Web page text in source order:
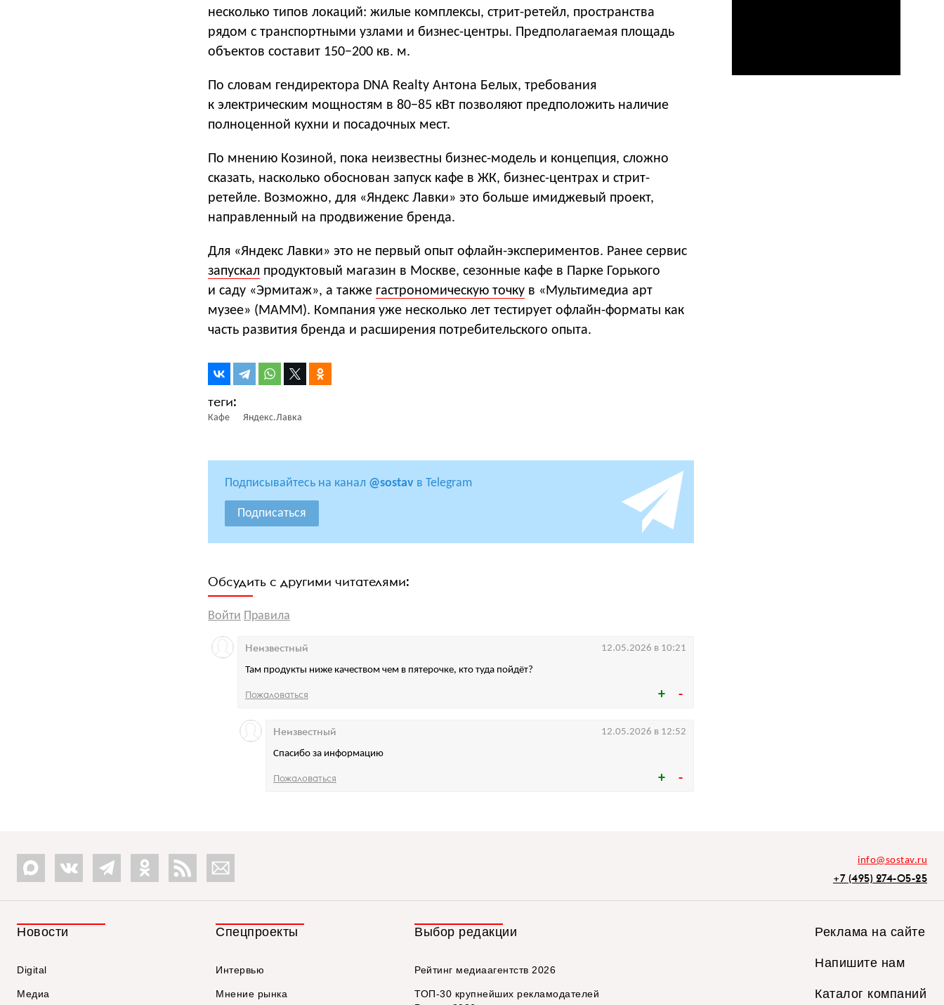
несколько типов локаций: жилые комплексы, стрит-ретейл, пространства
рядом с транспортными узлами и бизнес-центры. Предполагаемая площадь
объектов составит 150−200 кв. м.
По словам гендиректора DNA Realty Антона Белых, требования
к электрическим мощностям в 80−85 кВт позволяют предположить наличие
полноценной кухни и посадочных мест.
По мнению Козиной, пока неизвестны бизнес-модель и концепция, сложно
сказать, насколько обоснован запуск кафе в ЖК, бизнес-центрах и стрит-
ретейле. Возможно, для «Яндекс Лавки» это больше имиджевый проект,
направленный на продвижение бренда.
Для «Яндекс Лавки» это не первый опыт офлайн-экспериментов. Ранее сервис
запускал продуктовый магазин в Москве, сезонные кафе в Парке Горького
и саду «Эрмитаж», а также гастрономическую точку в «Мультимедиа арт
музее» (МАММ). Компания уже несколько лет тестирует офлайн-форматы как
часть развития бренда и расширения потребительского опыта.
Кафе Яндекс.Лавка
Подписывайтесь на канал @sostav в Telegram
Подписаться
Обсудить с другими читателями:
Войти Правила
Там продукты ниже качеством чем в пятерочке, кто туда пойдёт?
Неизвестный 12.05.2026 в 10:21
Пожаловаться
Спасибо за информацию
Неизвестный 12.05.2026 в 12:52
Пожаловаться
info@sostav.ru
+7 (495) 274-05-25
Новости
Digital
Медиа
Спецпроекты
Интервью
Мнение рынка
Выбор редакции
Рейтинг медиаагентств 2026
ТОП-30 крупнейших рекламодателей
Реклама на сайте
Напишите нам
Каталог компаний